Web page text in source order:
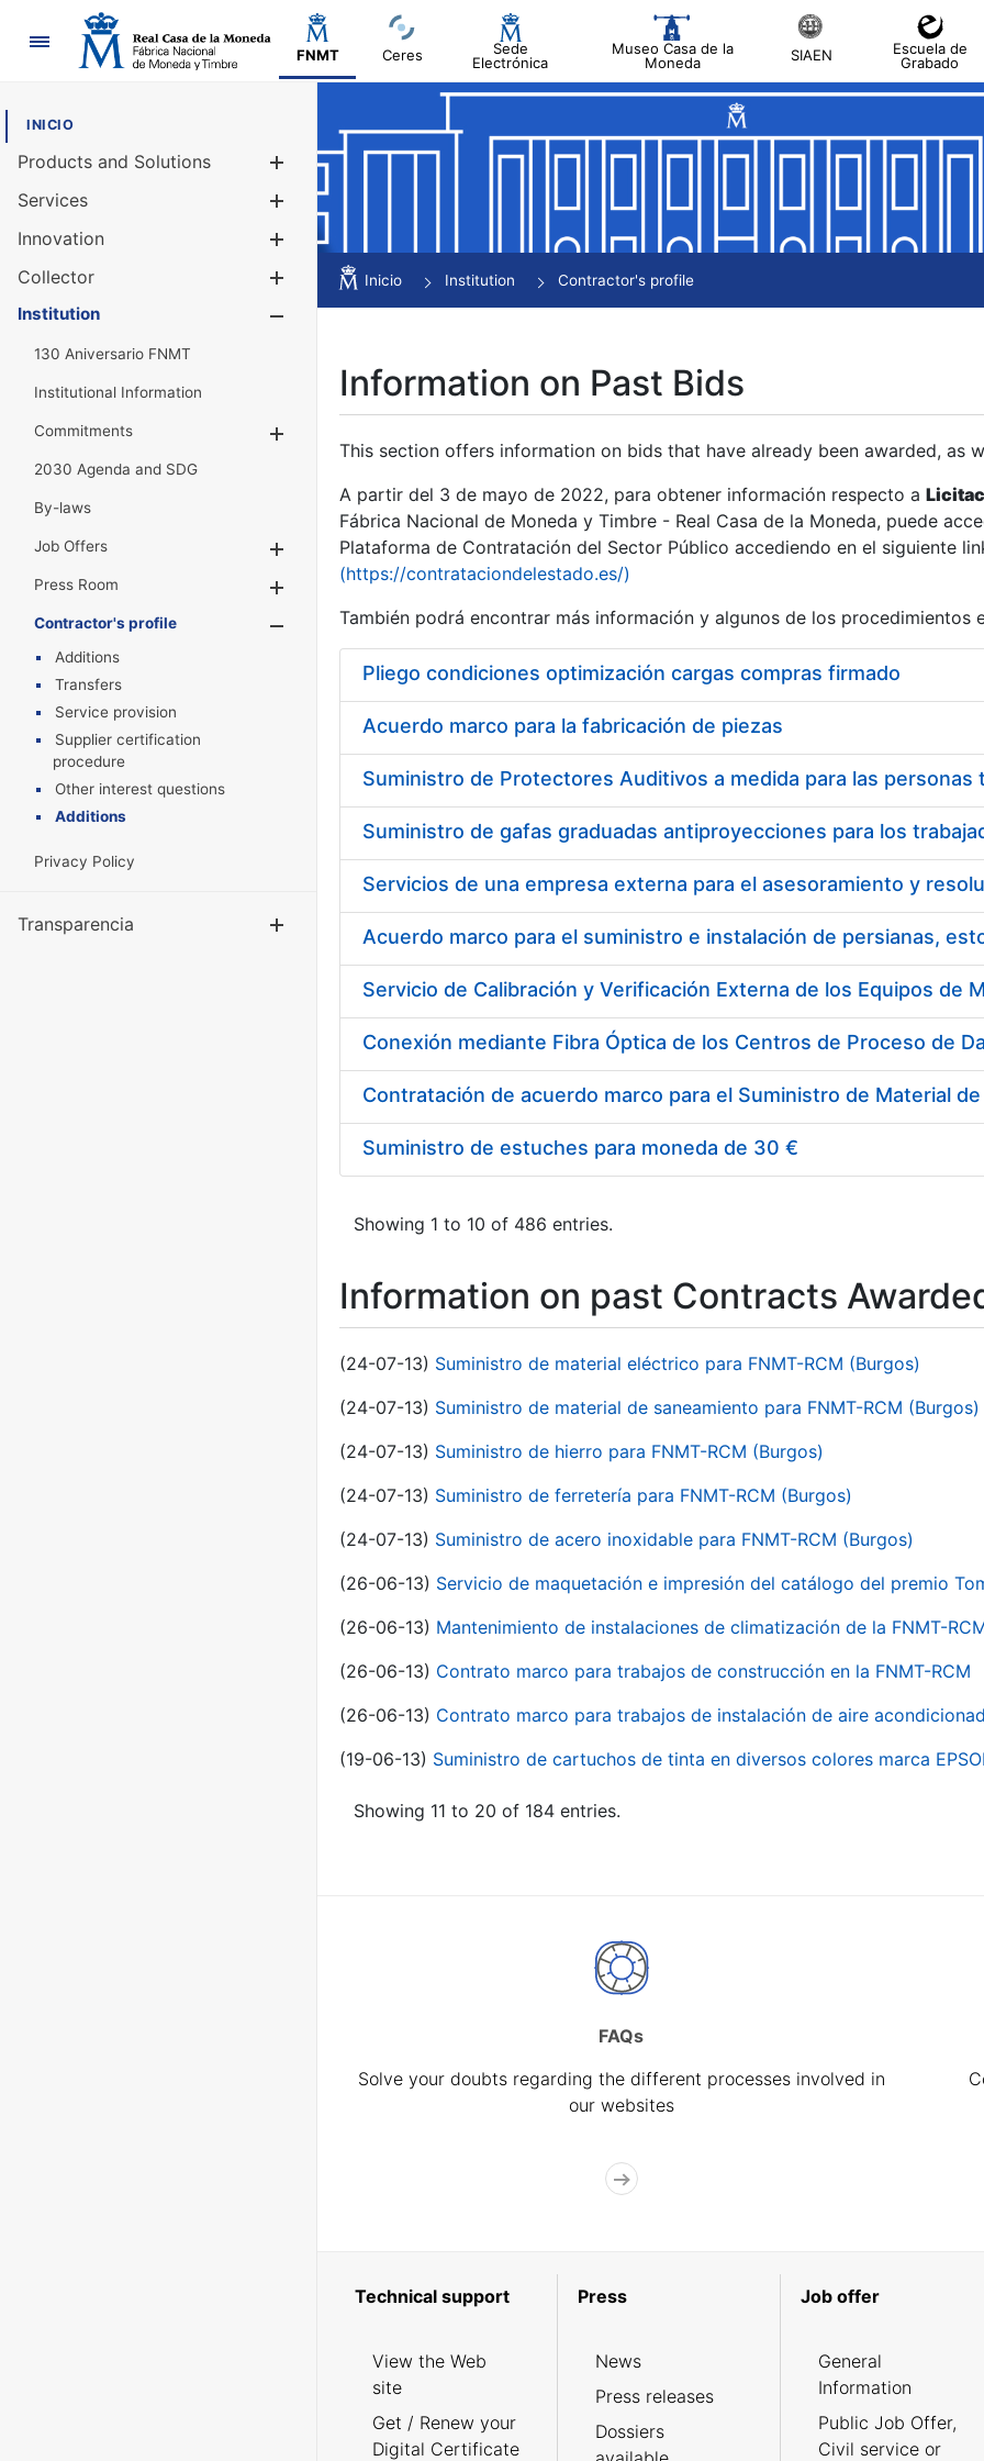
Navigation
FNMT Ceres
Sede
Electrónica
Museo Casa de la
Moneda
SIAEN
Escuela de
Grabado
INICIO
Products and Solutions
Services
Innovation
Collector
Show/Hide
Institution
130 Aniversario FNMT
Institutional Information
Commitments
2030 Agenda and SDG
By-laws
Job Offers
Show/Hide
Press Room
Show/Hide
Contractor's profile
Show/Hide
Additions
Transfers
Service provision
Supplier certification
procedure
Other interest questions
Additions
Privacy Policy
Transparencia Show/Hide
Inicio Institution Contractor's profile
Information on Past Bids
This section offers information on bids that have already been awarded, as
A partir del 3 de mayo de 2022, para obtener información respecto a
Fábrica Nacional de Moneda y Timbre - Real Casa de la Moneda, puede
Plataforma de Contratación del Sector Público accediendo en el siguiente
(https://contrataciondelestado.es/)
También podrá encontrar más información y algunos de los procedimientos
Pliego condiciones optimización cargas compras firmado
Acuerdo marco para la fabricación de piezas
Acuerdo marco para el suministro e instalación de persianas,
Suministro de estuches para moneda de 30 €
Showing 1 to 10 of 486 entries.
Information on past Contracts
(24-07-13) Suministro de material eléctrico para FNMT-RCM (Burgos)
(24-07-13) Suministro de material de saneamiento para FNMT-RCM (Burgos)
(24-07-13) Suministro de hierro para FNMT-RCM (Burgos)
(24-07-13) Suministro de ferretería para FNMT-RCM (Burgos)
(24-07-13) Suministro de acero inoxidable para FNMT-RCM (Burgos)
(26-06-13) Servicio de maquetación e impresión del catálogo del premio
(26-06-13) Mantenimiento de instalaciones de climatización de la FNMT-
(26-06-13) Contrato marco para trabajos de construcción en la FNMT-RCM
(26-06-13) Contrato marco para trabajos de instalación de aire
(19-06-13) Suministro de cartuchos de tinta en diversos colores marca
Showing 11 to 20 of 184 entries.
FAQs
Solve your doubts regarding the different processes involved in
our websites
Technical support
View the Web
site
Get / Renew your
Digital Certificate
Press
News
Press releases
Dossiers
Job offer
General
Information
Public Job Offer,
Civil service or